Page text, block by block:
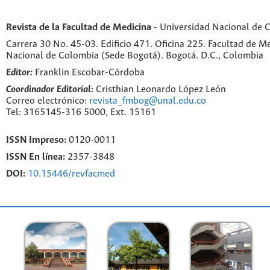
Revista de la Facultad de Medicina - Universidad Nacional de
Carrera 30 No. 45-03. Edificio 471. Oficina 225. Facultad de
Nacional de Colombia (Sede Bogotá). Bogotá. D.C., Colombia
Editor: Franklin Escobar-Córdoba
Coordinador Editorial: Cristhian Leonardo López León
Correo electrónico: revista_fmbog@unal.edu.co
Tel: 3165145-316 5000, Ext. 15161
ISSN Impreso: 0120-0011
ISSN En línea: 2357-3848
DOI: 10.15446/revfacmed